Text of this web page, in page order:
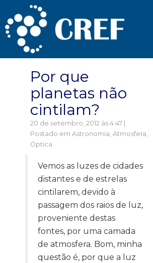
Por que
planetas não
cintilam?
20 de setembro, 2012 às 4:47 |
Postado em Astronomia, Atmosfera,
Óptica
Vemos as luzes de cidades
distantes e de estrelas
cintilarem, devido à
passagem dos raios de luz,
proveniente destas
fontes, por uma camada
de atmosfera. Bom, minha
questão é, por que a luz